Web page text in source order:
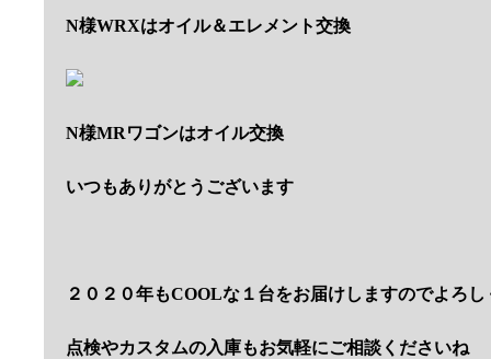
N様WRXはオイル＆エレメント交換
N様MRワゴンはオイル交換
いつもありがとうございます
２０２０年もCOOLな１台をお届けしますのでよろ
点検やカスタムの入庫もお気軽にご相談くださいね